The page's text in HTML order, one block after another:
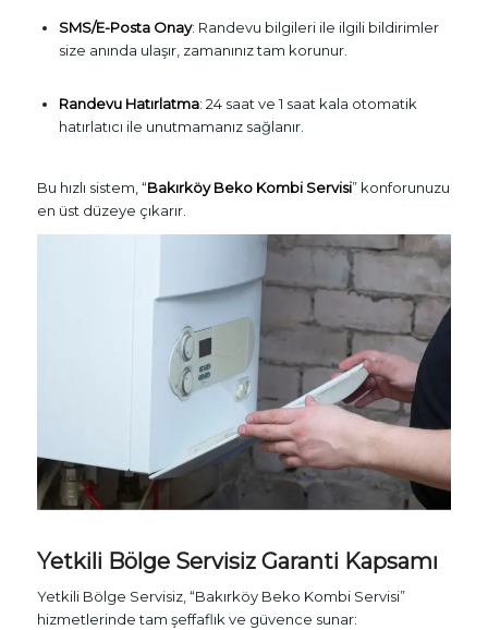
SMS/E-Posta Onay: Randevu bilgileri ile ilgili bildirimler
size anında ulaşır, zamanınız tam korunur.
Randevu Hatırlatma: 24 saat ve 1 saat kala otomatik
hatırlatıcı ile unutmamanız sağlanır.
Bu hızlı sistem, “Bakırköy Beko Kombi Servisi” konforunuzu
en üst düzeye çıkarır.
Yetkili Bölge Servisiz Garanti Kapsamı
Yetkili Bölge Servisiz, “Bakırköy Beko Kombi Servisi”
hizmetlerinde tam şeffaflık ve güvence sunar: